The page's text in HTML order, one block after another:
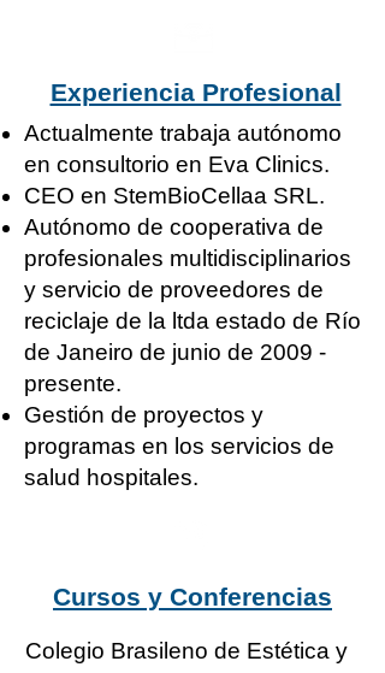
Experiencia Profesional
Actualmente trabaja autónomo
en consultorio en Eva Clinics.
CEO en StemBioCellaa SRL.
Autónomo de cooperativa de
profesionales multidisciplinarios
y servicio de proveedores de
reciclaje de la ltda estado de Río
de Janeiro de junio de 2009 -
presente.
Gestión de proyectos y
programas en los servicios de
salud hospitales.
Cursos y Conferencias
Colegio Brasileno de Estética y